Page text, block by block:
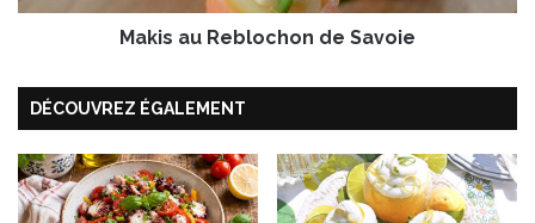
Y
C
E
R
A
e
o
h
o
n
d
Makis au Reblochon de Savoie
DÉCOUVREZ ÉGALEMENT